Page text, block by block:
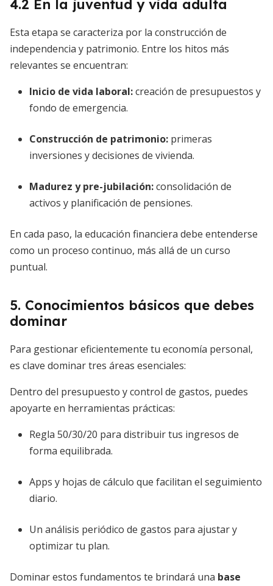
4.2 En la juventud y vida adulta
Esta etapa se caracteriza por la construcción de
independencia y patrimonio. Entre los hitos más
relevantes se encuentran:
Inicio de vida laboral:creación de presupuestos y
fondo de emergencia.
Construcción de patrimonio: primeras
inversiones y decisiones de vivienda.
Madurez y pre-jubilación:consolidación de
activos y planificación de pensiones.
En cada paso, la educación financiera debe entenderse
como un proceso continuo, más allá de un curso
puntual.
5. Conocimientos básicos que debes
dominar
Para gestionar eficientemente tu economía personal,
es clave dominar tres áreas esenciales:
Dentro del presupuesto y control de gastos, puedes
apoyarte en herramientas prácticas:
Regla 50/30/20 para distribuir tus ingresos de
forma equilibrada.
Apps y hojas de cálculo que facilitan el seguimiento
diario.
Un análisis periódico de gastos para ajustar y
optimizar tu plan.
Dominar estos fundamentos te brindará una base